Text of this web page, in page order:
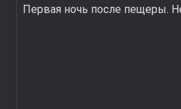
Первая ночь после пещеры.